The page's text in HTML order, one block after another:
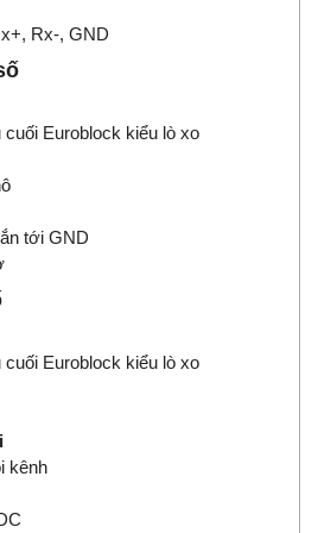
Rx-, GND
cuối Euroblock kiểu lò xo
tới GND
cuối Euroblock kiểu lò xo
kênh